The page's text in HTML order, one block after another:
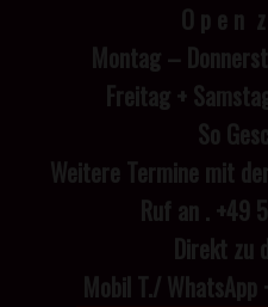
O p e n
Montag –
Freitag +
So
Weitere Termine mit
Ruf an . +49
Direkt zu
Mobil T./